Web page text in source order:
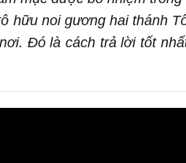
hữu noi gương hai thánh
Đó là cách trả lời tốt